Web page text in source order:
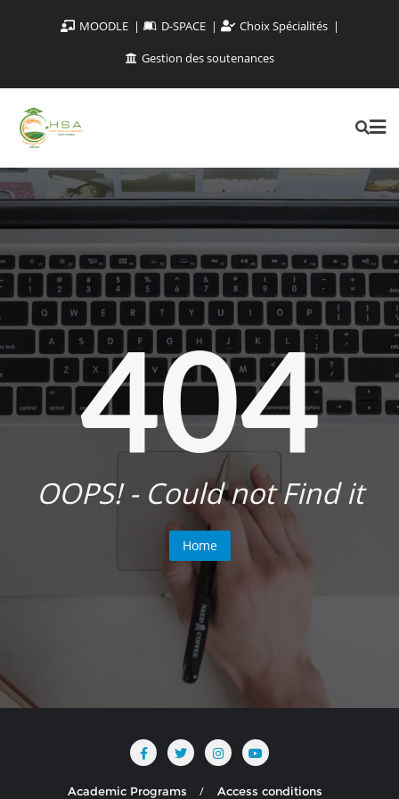
MOODLE D-SPACE
Choix Spécialités
Gestion des soutenances
404
OOPS! - Could not Find it
Home
Academic Programs Access conditions